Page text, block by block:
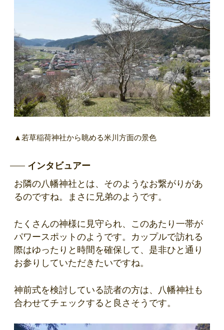
▲若草稲荷神社から眺める米川方面の景色
インタビュアー
お隣の八幡神社とは、そのようなお繋がりがあ
るのですね。まさに兄弟のようです。
たくさんの神様に見守られ、このあたり一帯が
パワースポットのようです。カップルで訪れる
際はゆったりと時間を確保して、是非ひと通り
お参りしていただきたいですね。
神前式を検討している読者の方は、八幡神社も
合わせてチェックすると良さそうです。